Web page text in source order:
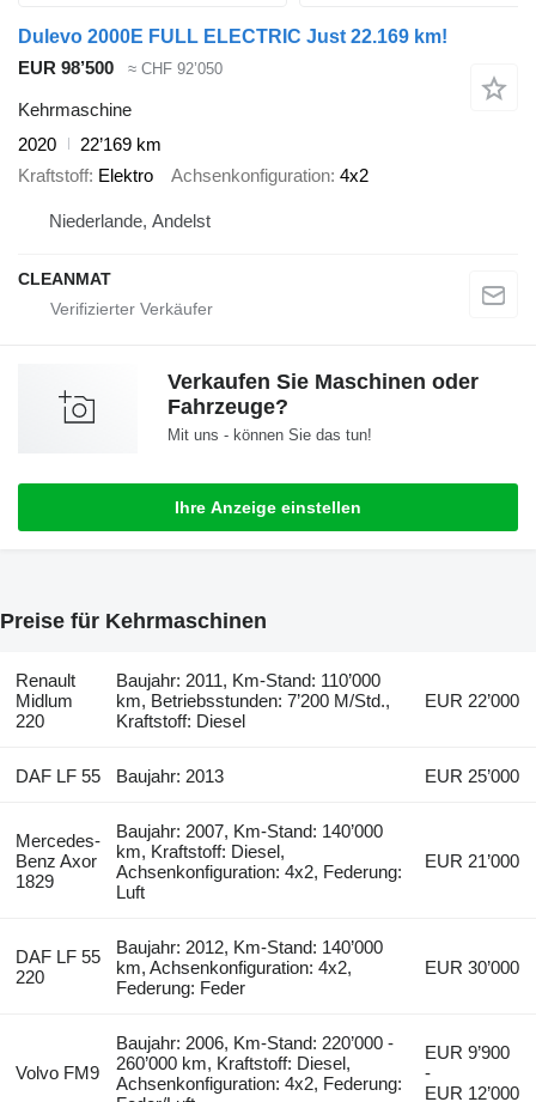
Dulevo 2000E FULL ELECTRIC Just 22.169 km!
EUR 98’500
≈ CHF 92’050
Kehrmaschine
2020
22’169 km
Kraftstoff Elektro Achsenkonfiguration 4x2
Niederlande, Andelst
CLEANMAT
Verkaufen Sie Maschinen oder
Fahrzeuge?
Mit uns - können Sie das tun!
Ihre Anzeige einstellen
Preise für Kehrmaschinen
Renault
Midlum
220
Baujahr: 2011, Km-Stand: 110’000
km, Betriebsstunden: 7’200 M/Std.,
Kraftstoff: Diesel
EUR 22’000
DAF LF 55 Baujahr: 2013 EUR 25’000
Mercedes-
Benz Axor
1829
Baujahr: 2007, Km-Stand: 140’000
km, Kraftstoff: Diesel,
Achsenkonfiguration: 4x2, Federung:
Luft
EUR 21’000
DAF LF 55
220
Baujahr: 2012, Km-Stand: 140’000
km, Achsenkonfiguration: 4x2,
Federung: Feder
EUR 30’000
Volvo FM9
Baujahr: 2006, Km-Stand: 220’000 -
260’000 km, Kraftstoff: Diesel,
Achsenkonfiguration: 4x2, Federung:
EUR 9’900
-
EUR 12’000